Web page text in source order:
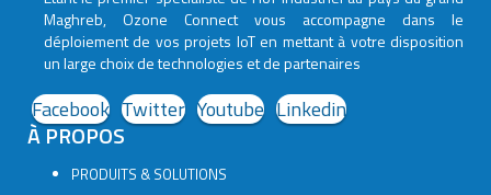
Maghreb, Ozone Connect vous accompagne dans le
déploiement de vos projets IoT en mettant à votre disposition
un large choix de technologies et de partenaires
Facebook Twitter Youtube Linkedin
À PROPOS
PRODUITS & SOLUTIONS